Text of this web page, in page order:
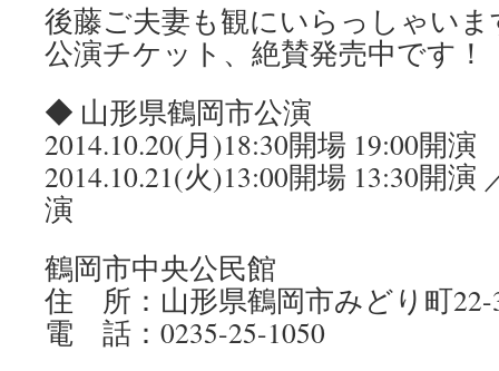
後藤ご夫妻も観にいらっしゃいま
公演チケット、絶賛発売中です！
◆ 山形県鶴岡市公演
2014.10.20(月)18:30開場 19:00開演
2014.10.21(火)13:00開場 13:30開演
演
鶴岡市中央公民館
住 所：山形県鶴岡市みどり町22-
電 話：0235-25-1050